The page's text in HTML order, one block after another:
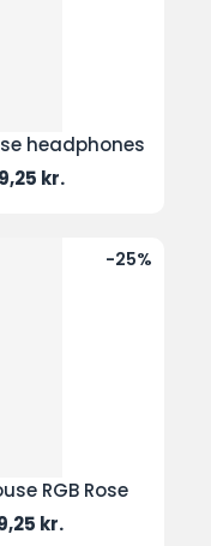
headphones
kr.
-25%
RGB Rose
kr.